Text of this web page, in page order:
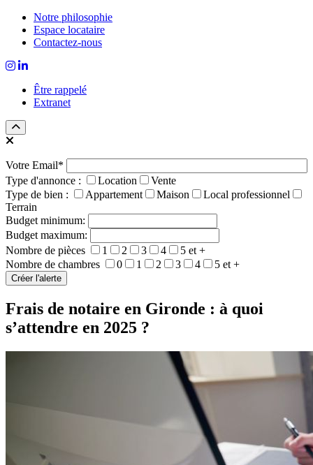
Notre philosophie
Espace locataire
Contactez-nous
Être rappelé
Extranet
Votre Email*
Type d'annonce :
Location
Vente
Type de bien :
Appartement Maison
Local professionnel
Terrain
Budget minimum:
Budget maximum:
Nombre de pièces
1 2 3 4
5 et +
Nombre de chambres
0 1 2 3 4 5 et +
Frais de notaire en Gironde : à quoi
s’attendre en 2025 ?